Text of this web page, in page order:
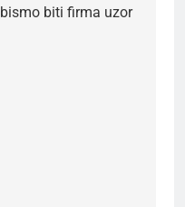
bismo biti firma uzor